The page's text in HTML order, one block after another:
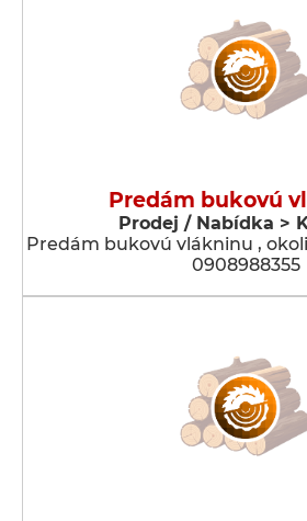
Predám bukovú
Prodej / Nabídka >
Predám bukovú vlákninu ,
0908988355